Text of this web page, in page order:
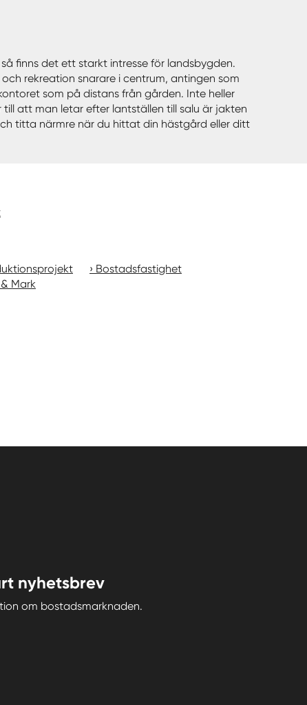
finns det ett starkt intresse för landsbygden.
rekreation snarare i centrum, antingen som
som på distans från gården. Inte heller
att man letar efter lantställen till salu är jakten
titta närmre när du hittat din hästgård eller ditt
Bostadsfastighet
Mark
nyhetsbrev
om bostadsmarknaden.